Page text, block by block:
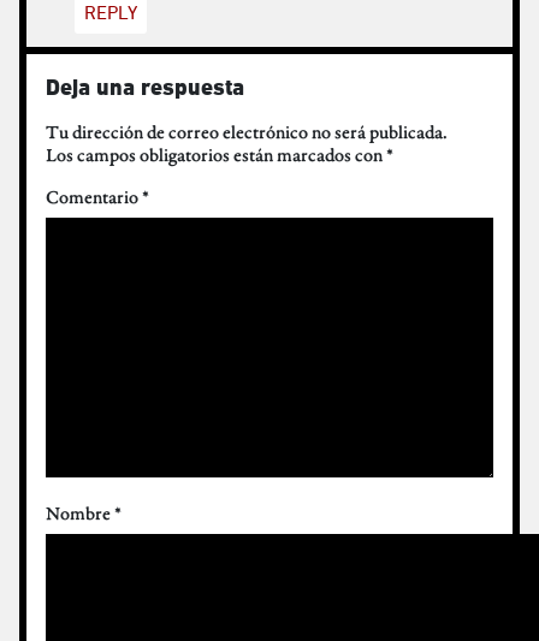
REPLY
Deja una respuesta
Tu dirección de correo electrónico no será publicada.
Los campos obligatorios están marcados con*
Comentario*
Nombre*